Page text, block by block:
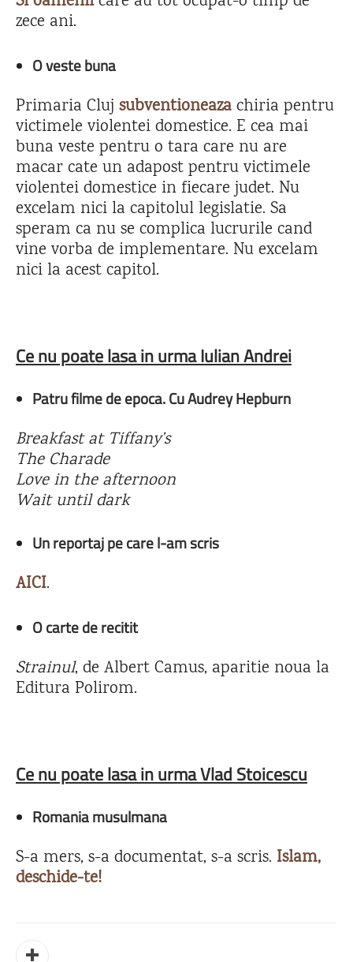
zece ani.
O veste buna
Primaria Cluj subventioneazachiria pentru
victimele violentei domestice. E cea mai
buna veste pentru o tara care nu are
macar cate un adapost pentru victimele
violentei domestice in fiecare judet. Nu
excelam nici la capitolul legislatie. Sa
speram ca nu se complica lucrurile cand
vine vorba de implementare. Nu excelam
nici la acest capitol.
Ce nu poate lasa in urma Iulian Andrei
Patru filme de epoca. Cu Audrey Hepburn
Breakfast at Tiffany’s
The Charade
Love in the afternoon
Wait until dark
Un reportaj pe care l-am scris
AICI.
O carte de recitit
Strainul, de Albert Camus, aparitie noua la
Editura Polirom.
Ce nu poate lasa in urma Vlad Stoicescu
Romania musulmana
S-a mers, s-a documentat, s-a scris. Islam,
deschide-te!